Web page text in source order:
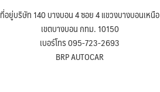
ที่อยู่บริษัท 140 บางบอน 4 ซอย 4 แขวงบางบอนเหนือ
เขตบางบอน กทม. 10150
เบอร์โทร 095-723-2693
BRP AUTOCAR